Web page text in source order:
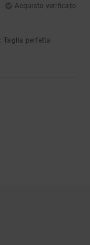
Acquisto verificato
: Taglia perfetta